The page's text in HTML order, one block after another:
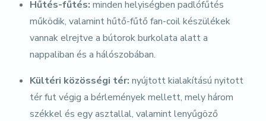
Hűtés-fűtés: minden helyiségben padlófűtés
működik, valamint hűtő-fűtő fan-coil készülékek
vannak elrejtve a bútorok burkolata alatt a
nappaliban és a hálószobában.
Kültéri közösségi tér: nyújtott kialakítású nyitott
tér fut végig a bérlemények mellett, mely három
székkel és egy asztallal, valamint lenyűgöző